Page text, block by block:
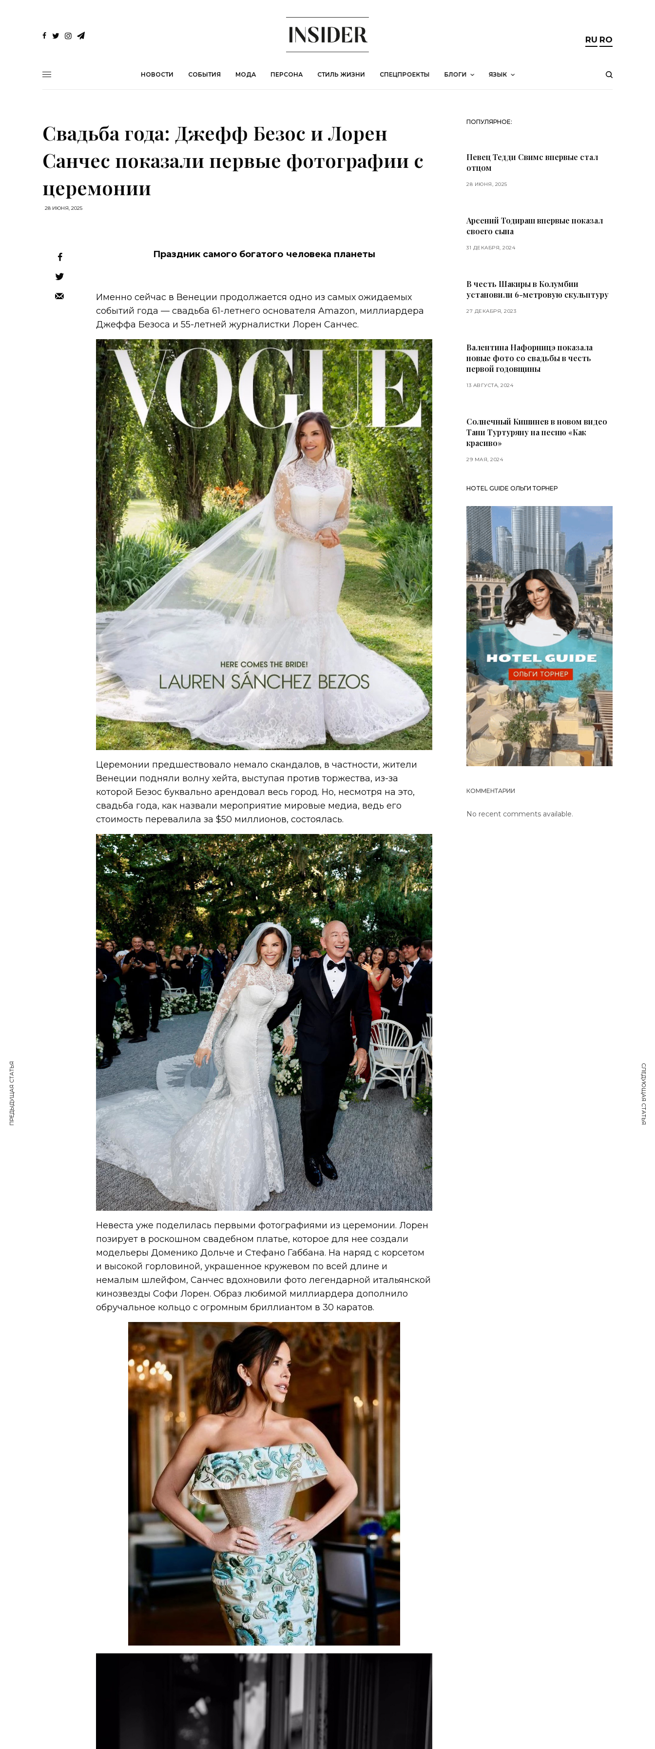
RU RO
НОВОСТИ СОБЫТИЯ МОДА ПЕРСОНА СТИЛЬ ЖИЗНИ СПЕЦПРОЕКТЫ БЛОГИ ЯЗЫК
Свадьба года: Джефф Безос и Лорен
Санчес показали первые фотографии с
церемонии
28 ИЮНЯ, 2025
Праздник самого богатого человека планеты
Именно сейчас в Венеции продолжается одно из самых ожидаемых
событий года — свадьба 61-летнего основателя Amazon, миллиардера
Джеффа Безоса и 55-летней журналистки Лорен Санчес.
Церемонии предшествовало немало скандалов, в частности, жители
Венеции подняли волну хейта, выступая против торжества, из-за
которой Безос буквально арендовал весь город. Но, несмотря на это,
свадьба года, как назвали мероприятие мировые медиа, ведь его
стоимость перевалила за $50 миллионов, состоялась.
Невеста уже поделилась первыми фотографиями из церемонии. Лорен
позирует в роскошном свадебном платье, которое для нее создали
модельеры Доменико Дольче и Стефано Габбана. На наряд с корсетом
и высокой горловиной, украшенное кружевом по всей длине и
немалым шлейфом, Санчес вдохновили фото легендарной итальянской
кинозвезды Софи Лорен. Образ любимой миллиардера дополнило
обручальное кольцо с огромным бриллиантом в 30 каратов.
ПОПУЛЯРНОЕ:
Певец Тедди Свимс впервые стал
отцом
28 ИЮНЯ, 2025
Арсений Тодираш впервые показал
своего сына
31 ДЕКАБРЯ, 2024
В честь Шакиры в Колумбии
установили 6-метровую скульптуру
27 ДЕКАБРЯ, 2023
Валентина Нафорницэ показала
новые фото со свадьбы в честь
первой годовщины
13 АВГУСТА, 2024
Солнечный Кишинев в новом видео
Тани Туртуряну на песню «Как
красиво»
29 МАЯ, 2024
HOTEL GUIDE ОЛЬГИ ТОРНЕР
КОММЕНТАРИИ
No recent comments available.
ПРЕДЫДУЩАЯ СТАТЬЯ СЛЕДУЮЩАЯ СТАТЬЯ